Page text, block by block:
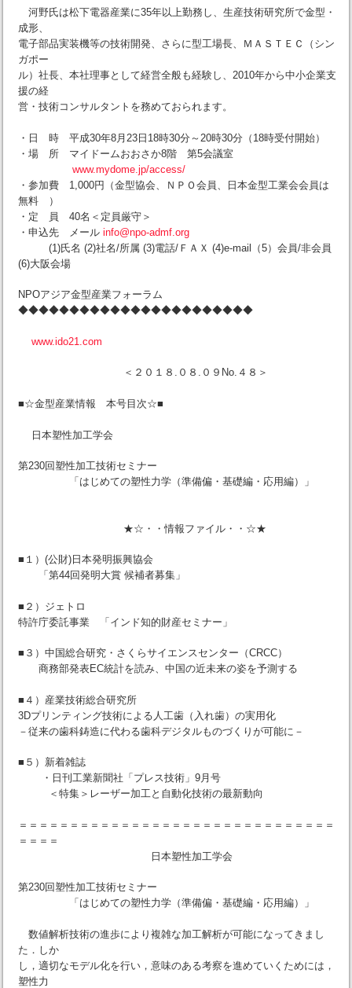
河野氏は松下電器産業に35年以上勤務し、生産技術研究所で金型・
成形、
電子部品実装機等の技術開発、さらに型工場長、ＭＡＳＴＥＣ（シン
ガポー
ル）社長、本社理事として経営全般も経験し、2010年から中小企業支
援の経
営・技術コンサルタントを務めておられます。
・日 時 平成30年8月23日18時30分～20時30分（18時受付開始）
・場 所 マイドームおおさか8階 第5会議室
www.mydome.jp/access/
・参加費 1,000円（金型協会、ＮＰＯ会員、日本金型工業会会員は
無料 ）
・定 員 40名＜定員厳守＞
・申込先 メール info@npo-admf.org
(1)氏名 (2)社名/所属 (3)電話/ＦＡＸ (4)e-mail（5）会員/非会員
(6)大阪会場
NPOアジア金型産業フォーラム
◆◆◆◆◆◆◆◆◆◆◆◆◆◆◆◆◆◆◆◆◆◆◆
www.ido21.com
＜２０１８.０８.０９No.４８＞
■☆金型産業情報 本号目次☆■
日本塑性加工学会
第230回塑性加工技術セミナー
「はじめての塑性力学（準備偏・基礎編・応用編）」
★☆・・情報ファイル・・☆★
■１）(公財)日本発明振興協会
「第44回発明大賞 候補者募集」
■２）ジェトロ
特許庁委託事業 「インド知的財産セミナー」
■３）中国総合研究・さくらサイエンスセンター（CRCC）
商務部発表EC統計を読み、中国の近未来の姿を予測する
■４）産業技術総合研究所
3Dプリンティング技術による人工歯（入れ歯）の実用化
－従来の歯科鋳造に代わる歯科デジタルものづくりが可能に－
■５）新着雑誌
・日刊工業新聞社「プレス技術」9月号
＜特集＞レーザー加工と自動化技術の最新動向
＝＝＝＝＝＝＝＝＝＝＝＝＝＝＝＝＝＝＝＝＝＝＝＝＝＝＝＝＝＝＝
＝＝＝＝
日本塑性加工学会
第230回塑性加工技術セミナー
「はじめての塑性力学（準備偏・基礎編・応用編）」
数値解析技術の進歩により複雑な加工解析が可能になってきまし
た．しか
し，適切なモデル化を行い，意味のある考察を進めていくためには，
塑性力